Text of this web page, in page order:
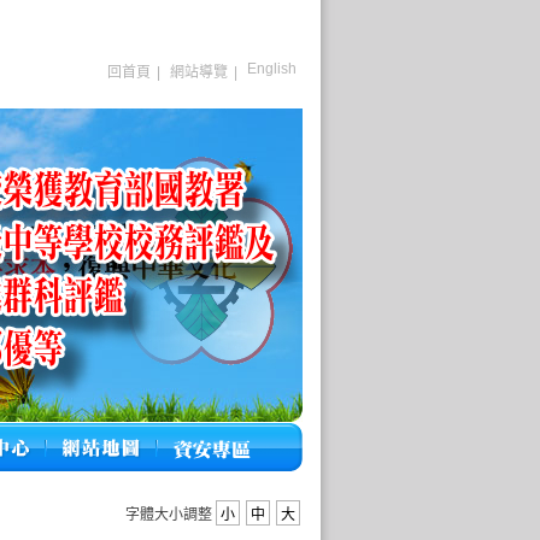
回首頁 網站導覽 English
字體大小調整 小 中 大